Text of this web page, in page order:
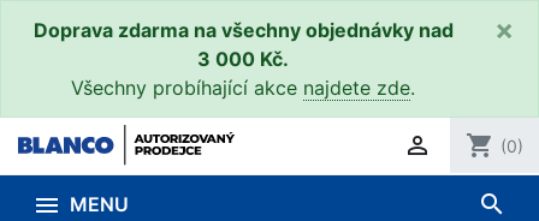
Doprava zdarma na všechny objednávky nad
3 000 Kč.
Všechny probíhající akce najdete zde.
×
 shopping_cart (0)
 MENU search